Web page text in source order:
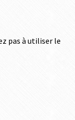
pas à utiliser le